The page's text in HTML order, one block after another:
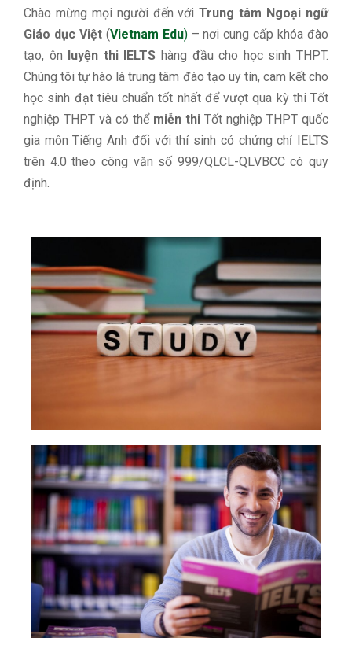
Chào mừng mọi người đến vớiTrung tâm Ngoại ngữ
Giáo dục Việt(Vietnam Edu)– nơi cung cấp khóa đào
tạo, ôn luyện thi IELTS hàng đầu cho học sinh THPT.
Chúng tôi tự hào là trung tâm đào tạo uy tín, cam kết cho
học sinh đạt tiêu chuẩn tốt nhất để vượt qua kỳ thi Tốt
nghiệp THPT và có thể miễn thi Tốt nghiệp THPT quốc
gia môn Tiếng Anh đối với thí sinh có chứng chỉ IELTS
trên 4.0 theo công văn số 999/QLCL-QLVBCC có quy
định.